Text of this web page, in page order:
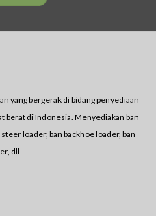
yang bergerak di bidang penyediaan
berat di Indonesia. Menyediakan ban
loader, ban backhoe loader, ban
dll